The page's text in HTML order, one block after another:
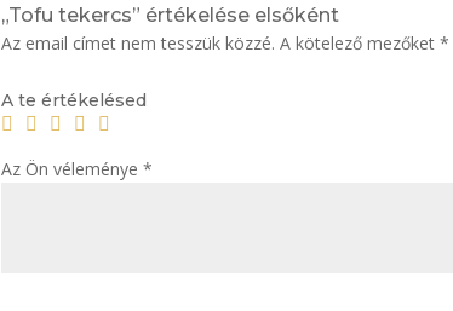
„Tofu tekercs” értékelése elsőként
Az email címet nem tesszük közzé. A kötelező mezőket *
A te értékelésed
Az Ön véleménye *